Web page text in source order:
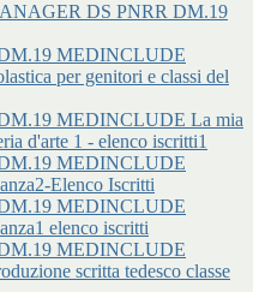
DS PNRR DM.19
MEDINCLUDE
per genitori e classi del
MEDINCLUDE La mia
d'arte 1 - elenco iscritti1
MEDINCLUDE
Elenco Iscritti
MEDINCLUDE
elenco iscritti
MEDINCLUDE
scritta tedesco classe